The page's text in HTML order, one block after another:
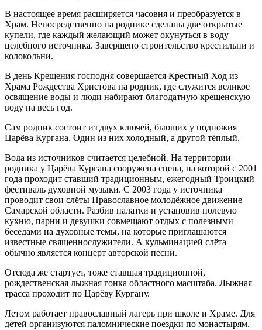
В настоящее время расширяется часовня и преобразуется в
Храм. Непосредственно на роднике сделаны две открытые
купели, где каждый желающий может окунуться в воду
целебного источника. Завершено строительство крестильни и
колокольни.
В день Крещения господня совершается Крестный Ход из
Храма Рождества Христова на родник, где служится великое
освящение воды и люди набирают благодатную крещенскую
воду на весь год.
Сам родник состоит из двух ключей, бьющих у подножия
Царёва Кургана. Один из них холодный, а другой тёплый.
Вода из источников считается целебной. На территории
родника у Царёва Кургана сооружена сцена, на которой с 2001
года проходит ставший традиционным, ежегодный Троицкий
фестиваль духовной музыки. С 2003 года у источника
проводит свои слёты Православное молодёжное движение
Самарской области. Разбив палатки и установив полевую
кухню, парни и девушки совмещают отдых с полезными
беседами на духовные темы, на которые приглашаются
известные священнослужители. А кульминацией слёта
обычно является концерт авторской песни.
Отсюда же стартует, тоже ставшая традиционной,
рождественская лыжная гонка областного масштаба. Лыжная
трасса проходит по Царёву Кургану.
Летом работает православный лагерь при школе и Храме. Для
детей организуются паломнические поездки по монастырям.